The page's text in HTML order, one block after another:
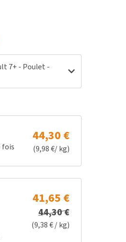
7+ - Poulet -
fois
44,30 €
(9,98 €/ kg)
41,65 €
44,30 €
(9,38 € / kg)